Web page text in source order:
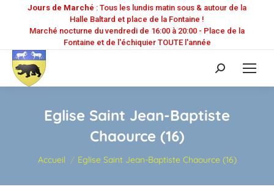
Jours de Marché : Tous les lundis matin sous & autour de la
Halle Baltard et place de la Fontaine !
Marché nocturne du vendredi de 16:00 à 20:00 - Place de la
Fontaine et de l'échiquier TOUTE l'année
Recherche
:
Eglise Saint Jean-Baptiste
Chaource (16)
Vous êtes ici :
Accueil Eglise Saint Jean-Baptiste Chaource (16)